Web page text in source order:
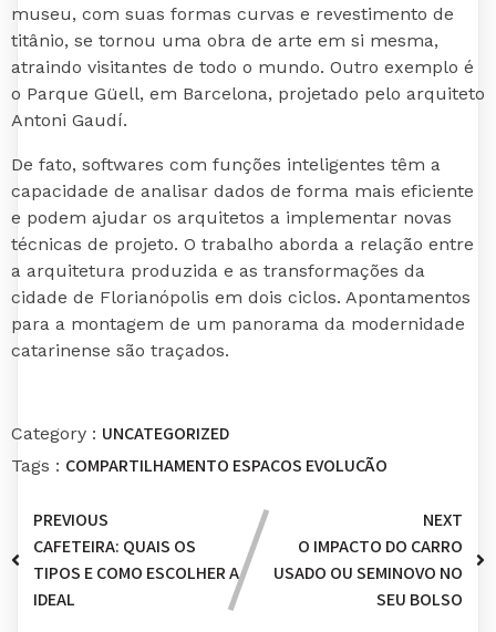
museu, com suas formas curvas e revestimento de
titânio, se tornou uma obra de arte em si mesma,
atraindo visitantes de todo o mundo. Outro exemplo é
o Parque Güell, em Barcelona, projetado pelo arquiteto
Antoni Gaudí.
De fato, softwares com funções inteligentes têm a
capacidade de analisar dados de forma mais eficiente
e podem ajudar os arquitetos a implementar novas
técnicas de projeto. O trabalho aborda a relação entre
a arquitetura produzida e as transformações da
cidade de Florianópolis em dois ciclos. Apontamentos
para a montagem de um panorama da modernidade
catarinense são traçados.
Category : UNCATEGORIZED
Tags : COMPARTILHAMENTO ESPAÇOS EVOLUÇÃO
PREVIOUS
CAFETEIRA: QUAIS OS
TIPOS E COMO ESCOLHER A
IDEAL
NEXT
O IMPACTO DO CARRO
USADO OU SEMINOVO NO
SEU BOLSO